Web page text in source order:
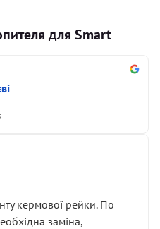
для Smart
кермової рейки. По
заміна,